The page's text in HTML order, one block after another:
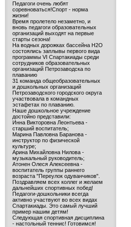
Педагоги очень любят
соревноваться!Спорт - норма
жизни!
Время пролетело незаметно, и
вновь педагоги образовательных
организаций выходят на первые
старты сезона!
На водных дорожках бассейна H2O
состоялись заплывы первого вида
программы VI Спартакиады среди
сотрудников образовательных
организаций Петрозаводска по
плаванию
31 команда общеобразовательных
и дошкольных организаций
Петрозаводского городского округа
участвовала в командных
эстафетах по плаванию.
Наше дошкольное учреждение
достойно представили:
Инна Викторовна Леонтьева -
старший воспитатель;
Марина Павловна Баранова -
инструктор по физической
культуре;
Арина Михайловна Нилова -
музыкальный руководитель;
Атонен Олеся Алексеевна -
воспитатель группы раннего
возраста "Переулок одуванчиков".
Поздравляем всех коллег и желаем
дальнейших спортивных побед!
Педагоги-дошкольники всегда
активно участвуют во всех видах
Спартакиады. Это самый лучший
пример нашим детям!
Следующая спортивная дисциплина
- настольный теннис! Готовимся!